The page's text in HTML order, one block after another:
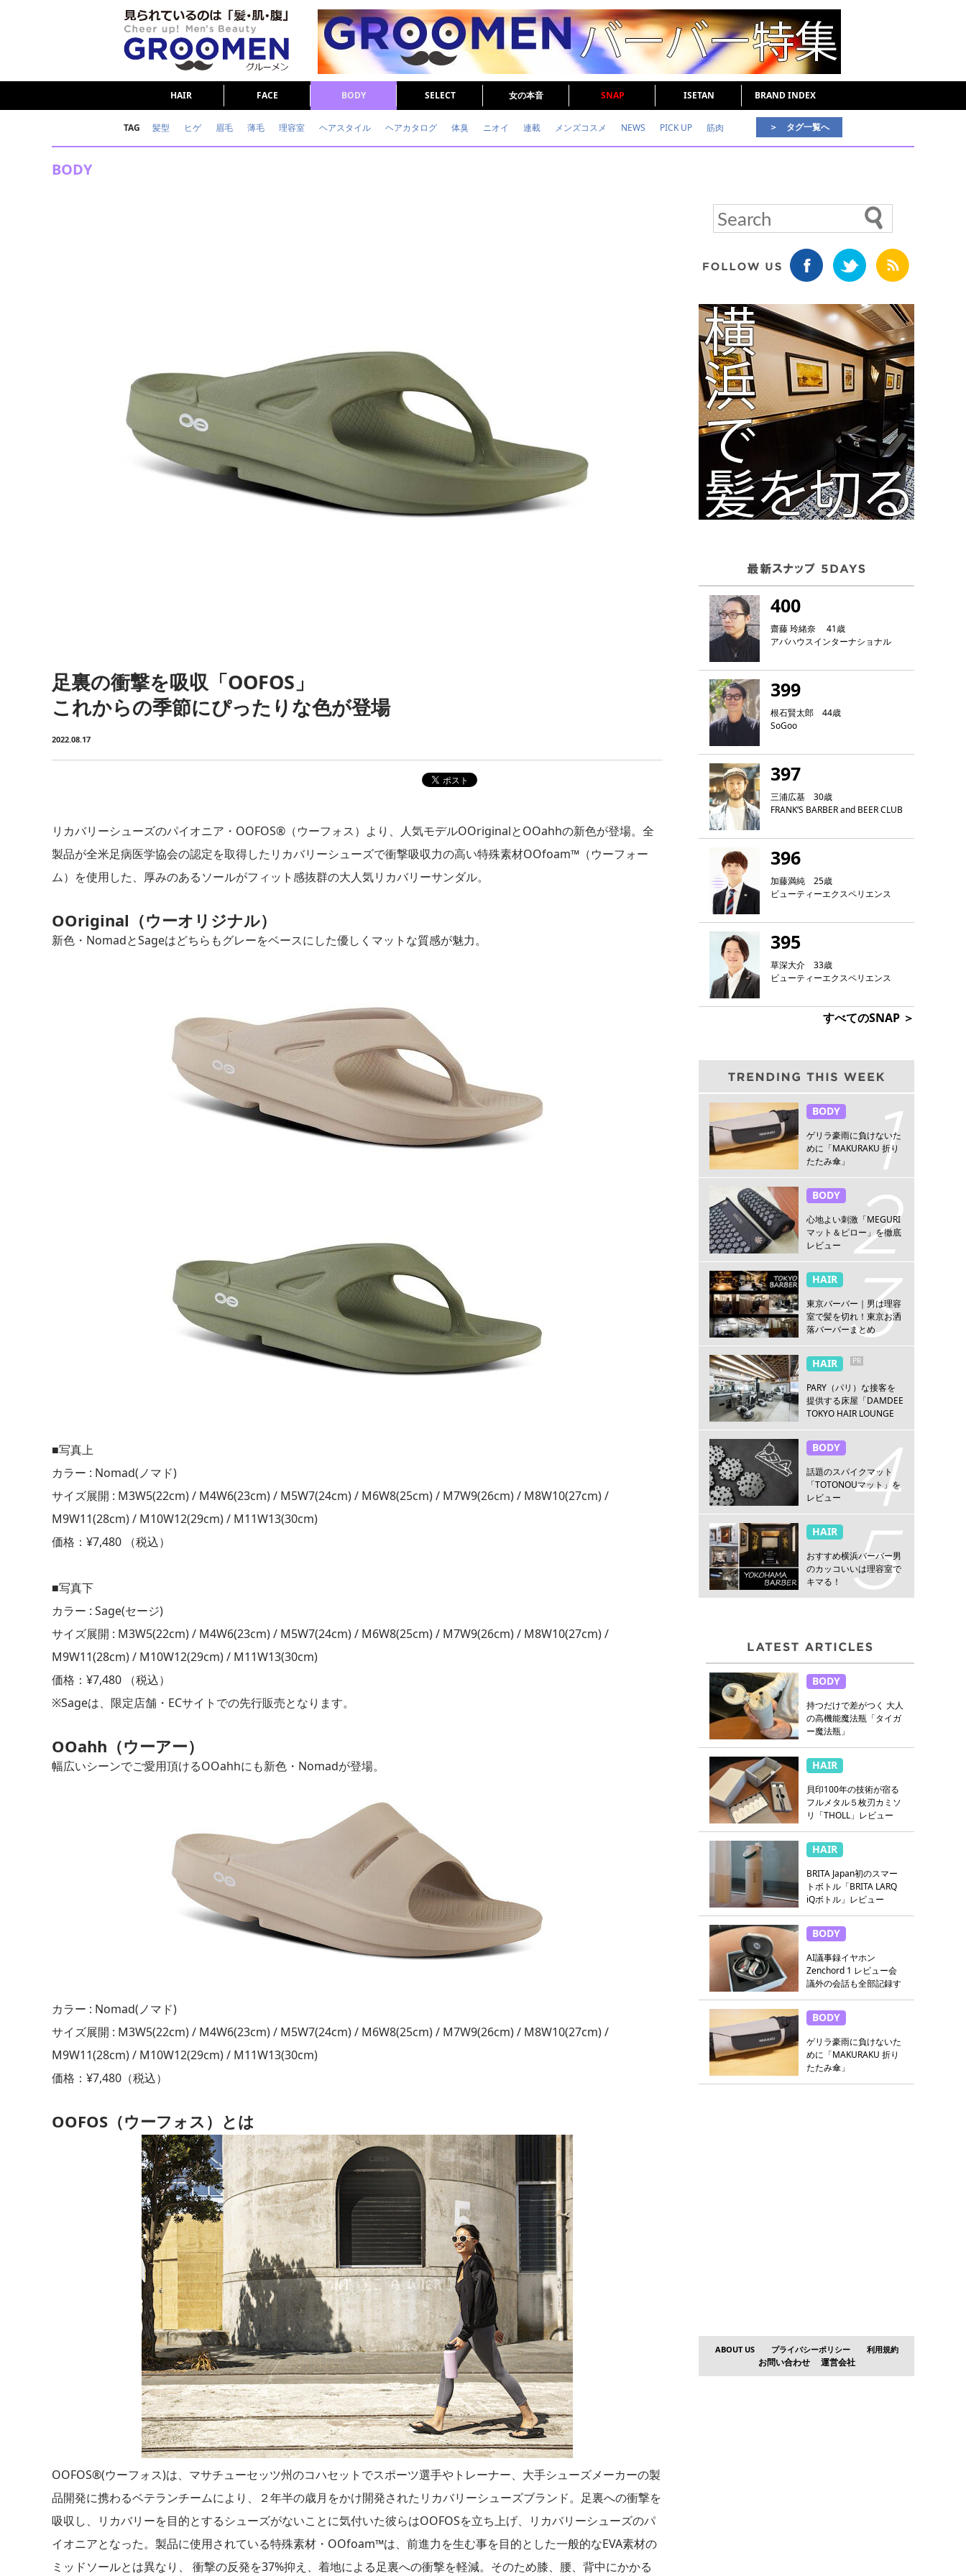
HAIR FACE BODY SELECT 女の本音 SNAP ISETAN BRAND INDEX
TAG 髪型 ヒゲ 眉毛 薄毛 理容室 ヘアスタイル ヘアカタログ 体臭 ニオイ 連載 メンズコスメ NEWS PICK UP 筋肉 ＞ タグ一覧へ
BODY
足裏の衝撃を吸収「OOFOS」
これからの季節にぴったりな色が登場
2022.08.17
リカバリーシューズのパイオニア・OOFOS®（ウーフォス）より、人気モデルOOriginalとOOahhの新色が登場。全
製品が全米足病医学協会の認定を取得したリカバリーシューズで衝撃吸収力の高い特殊素材OOfoam™（ウーフォー
ム）を使用した、厚みのあるソールがフィット感抜群の大人気リカバリーサンダル。
OOriginal（ウーオリジナル）
新色・NomadとSageはどちらもグレーをベースにした優しくマットな質感が魅力。
■写真上
カラー : Nomad(ノマド)
サイズ展開 : M3W5(22cm) / M4W6(23cm) / M5W7(24cm) / M6W8(25cm) / M7W9(26cm) / M8W10(27cm) /
M9W11(28cm) / M10W12(29cm) / M11W13(30cm)
価格：¥7,480 （税込）
■写真下
カラー : Sage(セージ)
サイズ展開 : M3W5(22cm) / M4W6(23cm) / M5W7(24cm) / M6W8(25cm) / M7W9(26cm) / M8W10(27cm) /
M9W11(28cm) / M10W12(29cm) / M11W13(30cm)
価格：¥7,480 （税込）
※Sageは、限定店舗・ECサイトでの先⾏販売となります。
OOahh（ウーアー）
幅広いシーンでご愛用頂けるOOahhにも新色・Nomadが登場。
カラー : Nomad(ノマド)
サイズ展開 : M3W5(22cm) / M4W6(23cm) / M5W7(24cm) / M6W8(25cm) / M7W9(26cm) / M8W10(27cm) /
M9W11(28cm) / M10W12(29cm) / M11W13(30cm)
価格：¥7,480（税込）
OOFOS（ウーフォス）とは
OOFOS®(ウーフォス)は、マサチューセッツ州のコハセットでスポーツ選手やトレーナー、大手シューズメーカーの製
品開発に携わるベテランチームにより、２年半の歳月をかけ開発されたリカバリーシューズブランド。足裏への衝撃を
吸収し、リカバリーを目的とするシューズがないことに気付いた彼らはOOFOSを立ち上げ、リカバリーシューズのパ
イオニアとなった。製品に使用されている特殊素材・OOfoam™は、前進力を生む事を目的とした一般的なEVA素材の
ミッドソールとは異なり、 衝撃の反発を37%抑え、着地による足裏への衝撃を軽減。そのため膝、腰、背中にかかる
400
齋藤 玲緒奈 41歳
アバハウスインターナショナル
399
根石賢太郎 44歳
SoGoo
397
三浦広基 30歳
FRANK‘S BARBER and BEER CLUB
396
加藤満純 25歳
ビューティーエクスペリエンス
395
草深大介 33歳
ビューティーエクスペリエンス
すべてのSNAP ＞
BODY
ゲリラ豪雨に負けないた
めに「MAKURAKU 折り
たたみ傘」
BODY
心地よい刺激「MEGURI
マット＆ピロー」を徹底
レビュー
HAIR
東京バーバー｜男は理容
室で髪を切れ！東京お洒
落バーバーまとめ
HAIR PR
PARY（パリ）な接客を
提供する床屋「DAMDEE
TOKYO HAIR LOUNGE
BODY
話題のスパイクマット
「TOTONOUマット」を
レビュー
HAIR
おすすめ横浜バーバー男
のカッコいいは理容室で
キマる！
BODY
持つだけで差がつく 大人
の高機能魔法瓶「タイガ
ー魔法瓶」
HAIR
貝印100年の技術が宿る
フルメタル５枚刃カミソ
リ「THOLL」レビュー
HAIR
BRITA Japan初のスマー
トボトル「BRITA LARQ
iQボトル」レビュー
BODY
AI議事録イヤホン
Zenchord 1 レビュー会
議外の会話も全部記録す
BODY
ゲリラ豪雨に負けないた
めに「MAKURAKU 折り
たたみ傘」
ABOUT US プライバシーポリシー 利用規約
お問い合わせ 運営会社